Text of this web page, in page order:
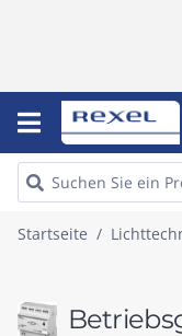
Startseite